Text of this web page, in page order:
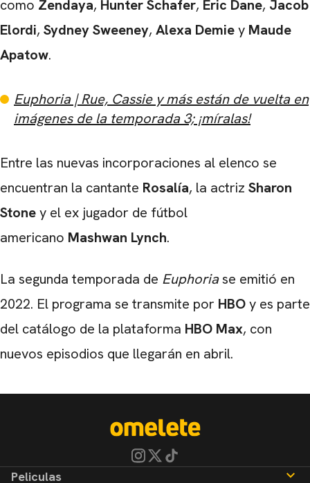
como Zendaya, Hunter Schafer, Eric Dane, Jacob
Elordi, Sydney Sweeney, Alexa Demiey Maude
Apatow.
Euphoria | Rue, Cassie y más están de vuelta en
imágenes de la temporada 3; ¡míralas!
Entre las nuevas incorporaciones al elenco se
encuentran la cantante Rosalía, la actriz Sharon
Stoney el ex jugador de fútbol
americano Mashwan Lynch.
La segunda temporada de Euphoriase emitió en
2022. El programa se transmite por HBOy es parte
del catálogo de la plataforma HBO Max, con
nuevos episodios que llegarán en abril.
Peliculas